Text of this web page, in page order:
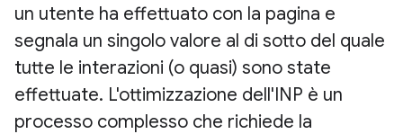
un utente ha effettuato con la pagina e
segnala un singolo valore al di sotto del quale
tutte le interazioni (o quasi) sono state
effettuate. L'ottimizzazione dell'INP è un
processo complesso che richiede la